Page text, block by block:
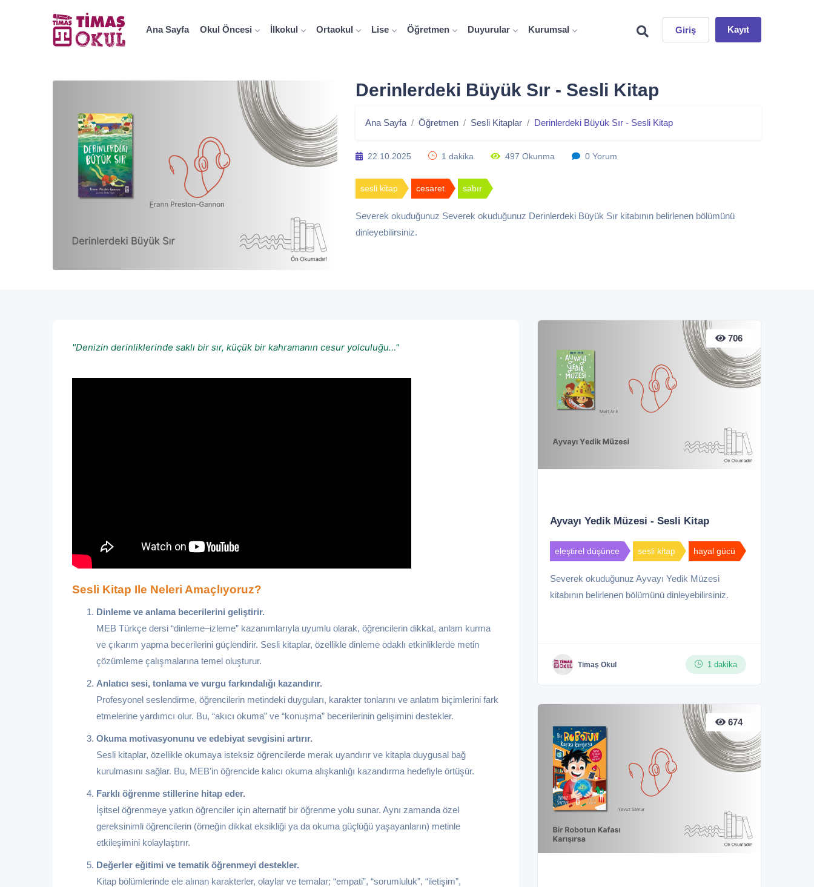
Ana Sayfa Okul Öncesi İlkokul Ortaokul Lise Öğretmen Duyurular Kurumsal Giriş Kayıt
Derinlerdeki Büyük Sır - Sesli Kitap
Ana Sayfa Öğretmen Sesli Kitaplar Derinlerdeki Büyük Sır - Sesli Kitap
22.10.2025 1 dakika 497 Okunma 0 Yorum
sesli kitap cesaret sabır
Severek okuduğunuz Severek okuduğunuz Derinlerdeki Büyük Sır kitabının belirlenen bölümünü
dinleyebilirsiniz.
"Denizin derinliklerinde saklı bir sır, küçük bir kahramanın cesur yolculuğu…"
Sesli Kitap Ile Neleri Amaçlıyoruz?
Dinleme ve anlama becerilerini geliştirir.
MEB Türkçe dersi “dinleme–izleme” kazanımlarıyla uyumlu olarak, öğrencilerin dikkat, anlam kurma
ve çıkarım yapma becerilerini güçlendirir. Sesli kitaplar, özellikle dinleme odaklı etkinliklerde metin
çözümleme çalışmalarına temel oluşturur.
Anlatıcı sesi, tonlama ve vurgu farkındalığı kazandırır.
Profesyonel seslendirme, öğrencilerin metindeki duyguları, karakter tonlarını ve anlatım biçimlerini fark
etmelerine yardımcı olur. Bu, “akıcı okuma” ve “konuşma” becerilerinin gelişimini destekler.
Okuma motivasyonunu ve edebiyat sevgisini artırır.
Sesli kitaplar, özellikle okumaya isteksiz öğrencilerde merak uyandırır ve kitapla duygusal bağ
kurulmasını sağlar. Bu, MEB’in öğrencide kalıcı okuma alışkanlığı kazandırma hedefiyle örtüşür.
Farklı öğrenme stillerine hitap eder.
İşitsel öğrenmeye yatkın öğrenciler için alternatif bir öğrenme yolu sunar. Aynı zamanda özel
gereksinimli öğrencilerin (örneğin dikkat eksikliği ya da okuma güçlüğü yaşayanların) metinle
etkileşimini kolaylaştırır.
Değerler eğitimi ve tematik öğrenmeyi destekler.
Kitap bölümlerinde ele alınan karakterler, olaylar ve temalar; “empati”, “sorumluluk”, “iletişim”,
706
Ayvayı Yedik Müzesi - Sesli Kitap
eleştirel düşünce sesli kitap hayal gücü
Severek okuduğunuz Ayvayı Yedik Müzesi
kitabının belirlenen bölümünü dinleyebilirsiniz.
Timaş Okul 1 dakika
674